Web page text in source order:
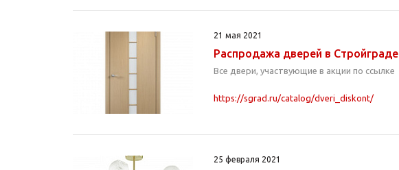
21 мая 2021
Распродажа дверей в Стройграде
Все двери, участвующие в акции по ссылке
https://sgrad.ru/catalog/dveri_diskont/
25 февраля 2021